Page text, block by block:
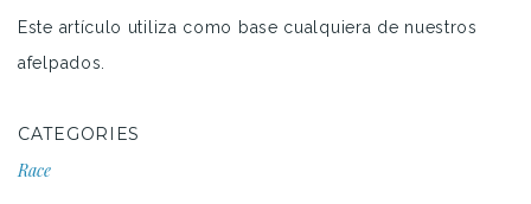
Este artículo utiliza como base cualquiera de nuestros
afelpados.
CATEGORIES
Race